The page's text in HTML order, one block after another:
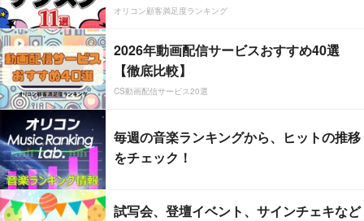
オリコン顧客満足度ランキング
2026年動画配信サービスおすすめ40選
【徹底比較】
CS動画配信サービス20選
毎週の音楽ランキングから、ヒットの推移
をチェック！
試写会、登壇イベント、サインチェキなど